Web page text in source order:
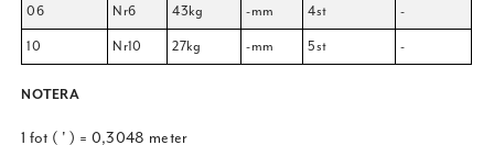
06
Nr6 43kg -mm 4st
-
10
Nr10 27kg -mm 5st -
NOTERA
1 fot ( ' ) = 0,3048 meter